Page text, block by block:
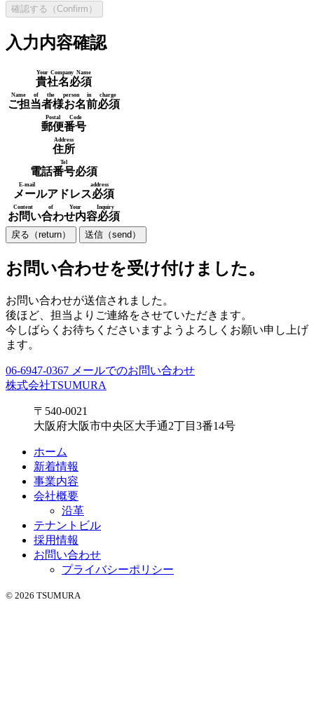
入力内容確認
貴社名必須
Your Company Name
ご担当者様お名前必須
Name of the person in charge
郵便番号
Postal Code
住所
Address
電話番号必須
Tel
メールアドレス必須
E-mail address
お問い合わせ内容必須
Content of Your Inquiry
お問い合わせを受け付けました。
お問い合わせが送信されました。
後ほど、担当よりご連絡をさせていただきます。
今しばらくお待ちくださいますようよろしくお願い申し上げ
ます。
06-6947-0367 メールでのお問い合わせ
株式会社TSUMURA
〒540-0021
大阪府大阪市中央区大手通2丁目3番14号
ホーム
新着情報
事業内容
会社概要
沿革
テナントビル
採用情報
お問い合わせ
プライバシーポリシー
© 2026 TSUMURA